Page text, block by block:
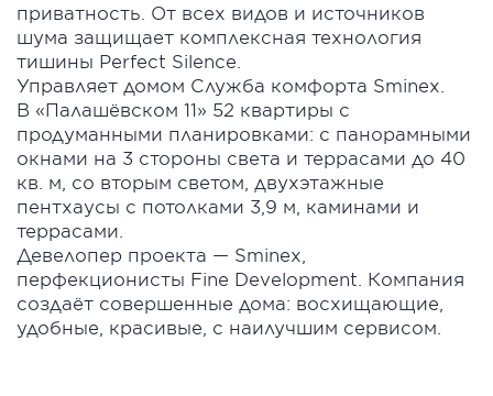
приватность. От всех видов и источников
шума защищает комплексная технология
тишины Perfect Silence.
Управляет домом Служба комфорта Sminex.
В «Палашёвском 11» 52 квартиры с
продуманными планировками: с панорамными
окнами на 3 стороны света и террасами до 40
кв. м, со вторым светом, двухэтажные
пентхаусы с потолками 3,9 м, каминами и
террасами.
Девелопер проекта — Sminex,
перфекционисты Fine Development. Компания
создаёт совершенные дома: восхищающие,
удобные, красивые, с наилучшим сервисом.